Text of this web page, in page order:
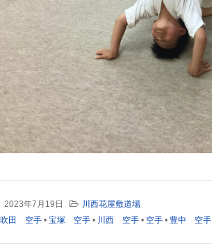
2023年7月19日
川西花屋敷道場
吹田 空手 • 宝塚 空手 • 川西 空手 • 空手 • 豊中 空手